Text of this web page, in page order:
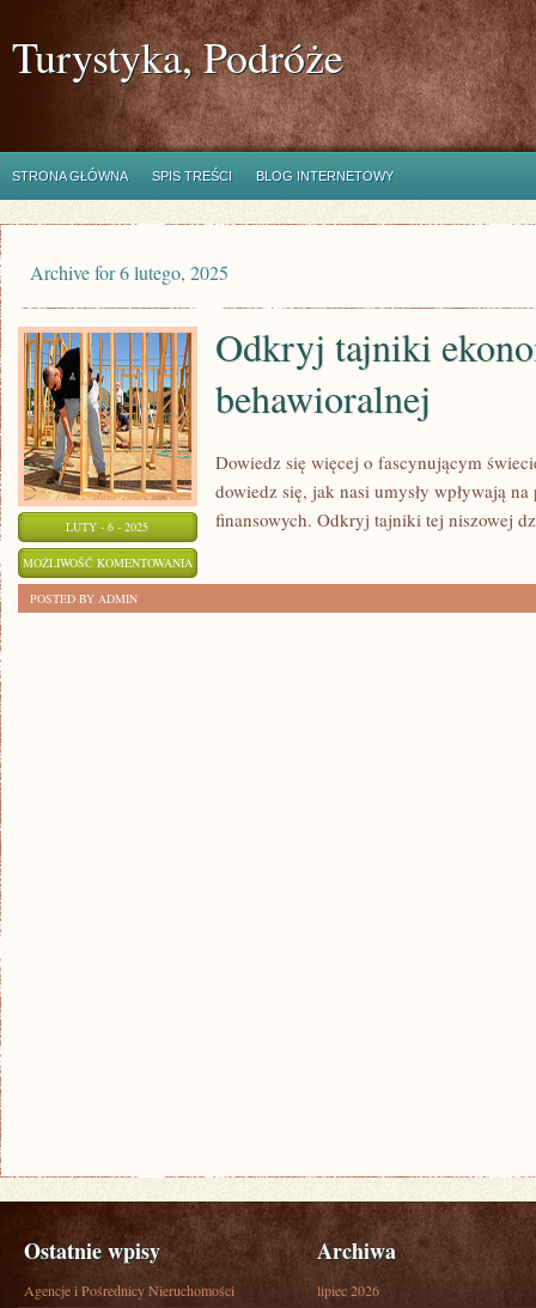
Turystyka, Podróże
STRONA GŁÓWNA SPIS TREŚCI BLOG INTERNETOWY
Archive for 6 lutego, 2025
LUTY - 6 - 2025
MOŻLIWOŚĆ KOMENTOWANIA
ZOSTAŁA WYŁĄCZONA
Odkryj tajniki
behawioralnej
Dowiedz się więcej o fascynującym
dowiedz się, jak nasi umysły wpływają
finansowych. Odkryj tajniki tej niszowej
POSTED BY ADMIN
Ostatnie wpisy
Agencje i Pośrednicy Nieruchomości
Archiwa
lipiec 2026